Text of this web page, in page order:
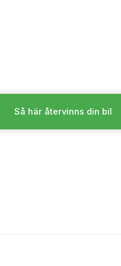
Så här återvinns din bil